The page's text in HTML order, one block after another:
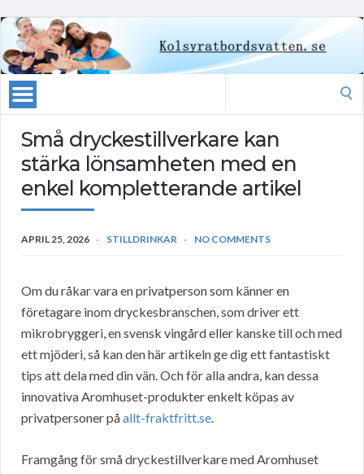
Små dryckestillverkare kan
stärka lönsamheten med en
enkel kompletterande artikel
APRIL 25, 2026 STILLDRINKAR NO COMMENTS
Om du råkar vara en privatperson som känner en
företagare inom dryckesbranschen, som driver ett
mikrobryggeri, en svensk vingård eller kanske till och med
ett mjöderi, så kan den här artikeln ge dig ett fantastiskt
tips att dela med din vän. Och för alla andra, kan dessa
innovativa Aromhuset-produkter enkelt köpas av
privatpersoner påallt-fraktfritt.se.
Framgång för små dryckestillverkare med Aromhuset